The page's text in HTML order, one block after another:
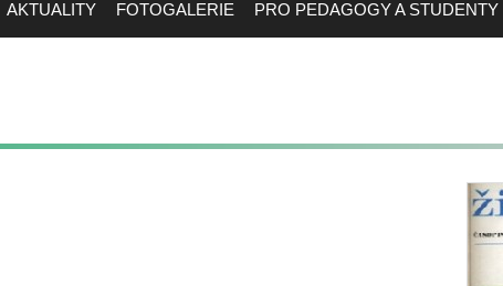
AKTUALITY FOTOGALERIE PRO PEDAGOGY A STUDENTY